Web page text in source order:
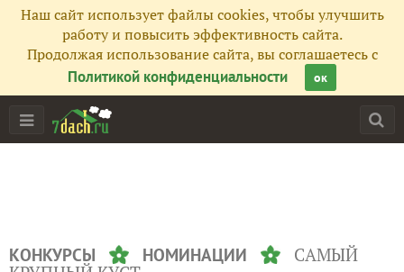
Наш сайт использует файлы cookies, чтобы улучшить
работу и повысить эффективность сайта.
Продолжая использование сайта, вы соглашаетесь с
Политикой конфиденциальности
ок
КОНКУРСЫ НОМИНАЦИИ
САМЫЙ